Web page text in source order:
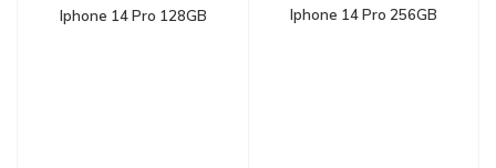
Iphone 14 Pro 128GB Iphone 14 Pro 256GB